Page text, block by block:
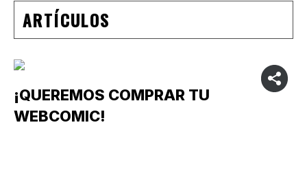
ARTÍCULOS
¡QUEREMOS COMPRAR TU
WEBCOMIC!